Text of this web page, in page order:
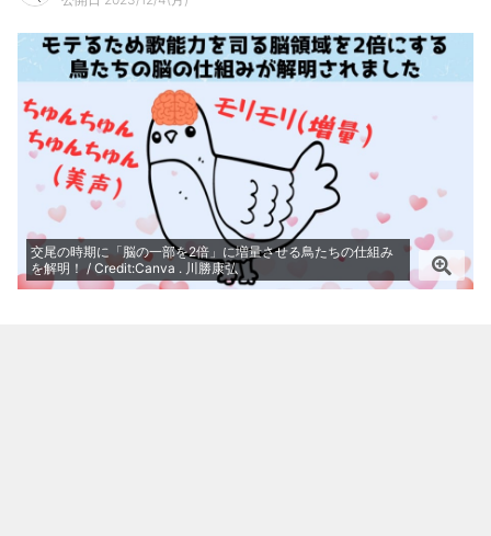
交尾の時期に「脳の一部を2倍」に増量させる鳥たちの仕組み
を解明！ / Credit:Canva . 川勝康弘